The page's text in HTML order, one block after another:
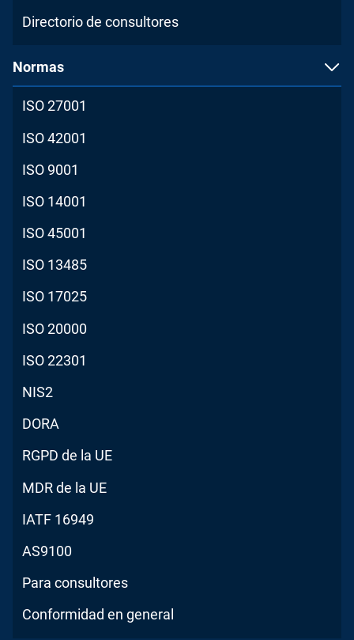
Directorio de consultores
Normas
ISO 27001
ISO 42001
ISO 9001
ISO 14001
ISO 45001
ISO 13485
ISO 17025
ISO 20000
ISO 22301
NIS2
DORA
RGPD de la UE
MDR de la UE
IATF 16949
AS9100
Para consultores
Conformidad en general